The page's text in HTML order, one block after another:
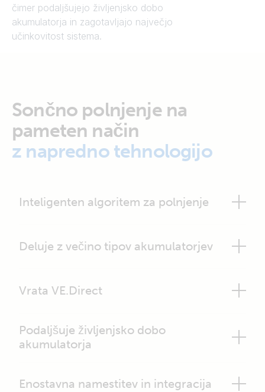
čimer podaljšujejo življenjsko dobo
akumulatorja in zagotavljajo največjo
učinkovitost sistema.
Sončno polnjenje na
pameten način
z napredno tehnologijo
Inteligenten algoritem za polnjenje
Deluje z večino tipov akumulatorjev
Vrata VE.Direct
Podaljšuje življenjsko dobo
akumulatorja
Enostavna namestitev in integracija